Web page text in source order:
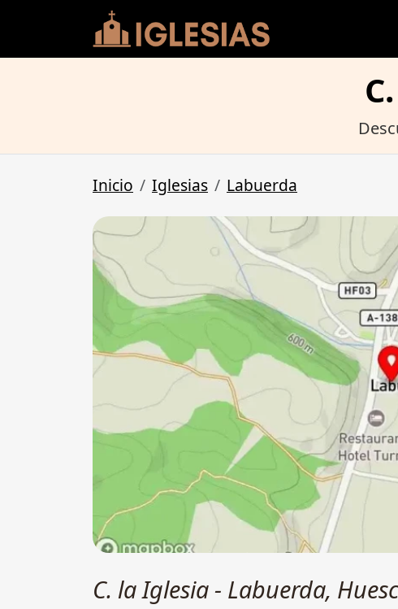
Inicio Iglesias Labuerda
C. la Iglesia - Labuerda,